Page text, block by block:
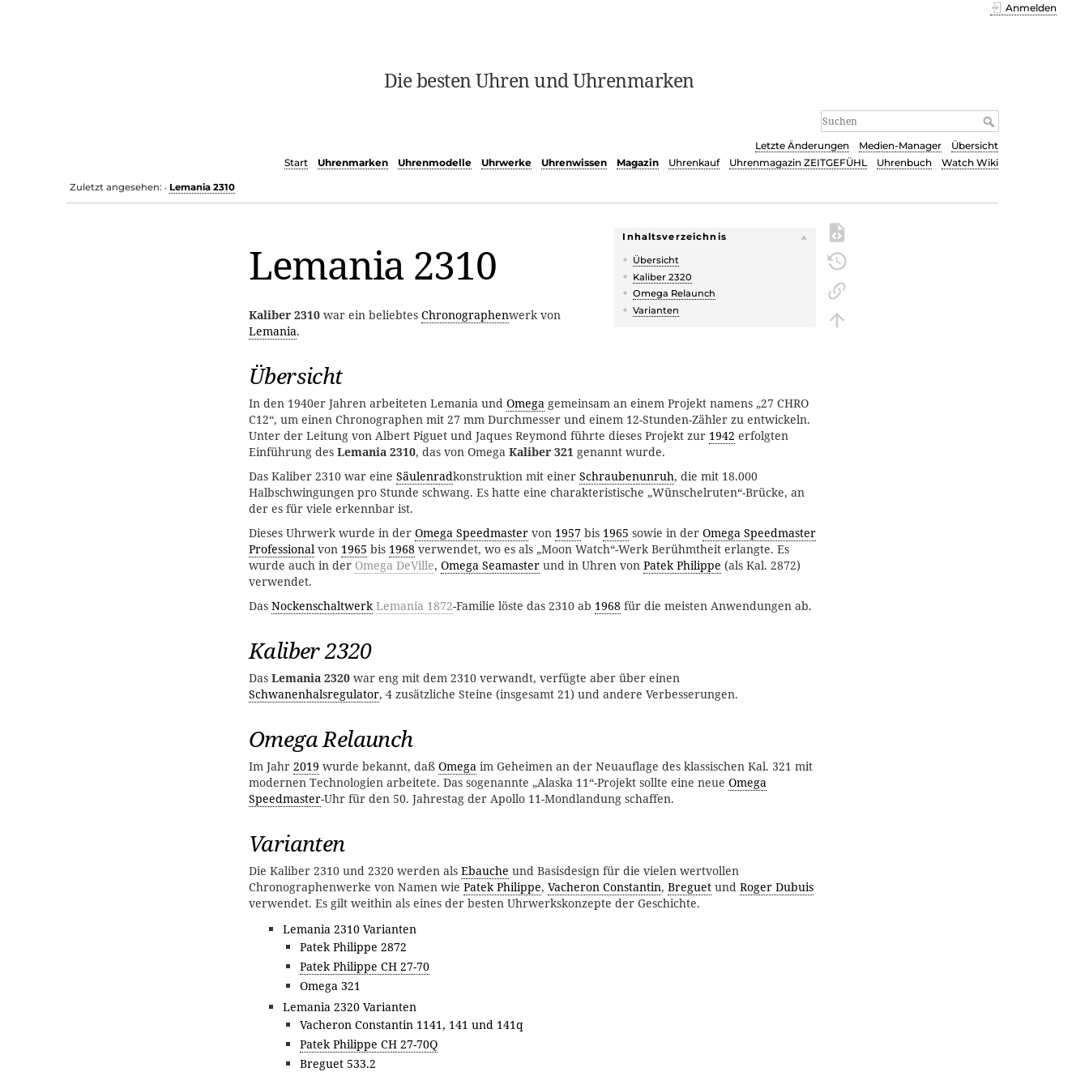
Die besten Uhren und Uhrenmarken
Anmelden
Letzte Änderungen Medien-Manager
Übersicht
Start
Uhrenmarken Uhrenmodelle Uhrwerke Uhrenwissen Magazin Uhrenkauf Uhrenmagazin ZEITGEFÜHL Uhrenbuch Watch Wiki
Zuletzt angesehen: • Lemania 2310
Inhaltsverzeichnis
Übersicht
Kaliber 2320
Omega Relaunch
Varianten
Lemania 2310
Kaliber 2310 war ein beliebtes Chronographenwerk von
Lemania.
Übersicht
In den 1940er Jahren arbeiteten Lemania und Omega gemeinsam an einem Projekt namens „27 CHRO
C12“, um einen Chronographen mit 27 mm Durchmesser und einem 12-Stunden-Zähler zu entwickeln.
Unter der Leitung von Albert Piguet und Jaques Reymond führte dieses Projekt zur 1942 erfolgten
Einführung des Lemania 2310, das von Omega Kaliber 321 genannt wurde.
Das Kaliber 2310 war eine Säulenradkonstruktion mit einer Schraubenunruh, die mit 18.000
Halbschwingungen pro Stunde schwang. Es hatte eine charakteristische „Wünschelruten“-Brücke, an
der es für viele erkennbar ist.
Dieses Uhrwerk wurde in der Omega Speedmaster von 1957 bis 1965 sowie in der Omega Speedmaster
Professional von 1965 bis 1968 verwendet, wo es als „Moon Watch“-Werk Berühmtheit erlangte. Es
wurde auch in der Omega DeVille, Omega Seamaster und in Uhren von Patek Philippe (als Kal. 2872)
verwendet.
Das Nockenschaltwerk Lemania 1872-Familie löste das 2310 ab 1968 für die meisten Anwendungen ab.
Kaliber 2320
Das Lemania 2320 war eng mit dem 2310 verwandt, verfügte aber über einen
Schwanenhalsregulator, 4 zusätzliche Steine (insgesamt 21) und andere Verbesserungen.
Omega Relaunch
Im Jahr 2019 wurde bekannt, daß Omega im Geheimen an der Neuauflage des klassischen Kal. 321 mit
modernen Technologien arbeitete. Das sogenannte „Alaska 11“-Projekt sollte eine neue Omega
Speedmaster-Uhr für den 50. Jahrestag der Apollo 11-Mondlandung schaffen.
Varianten
Die Kaliber 2310 und 2320 werden als Ebauche und Basisdesign für die vielen wertvollen
Chronographenwerke von Namen wie Patek Philippe, Vacheron Constantin, Breguet und Roger Dubuis
verwendet. Es gilt weithin als eines der besten Uhrwerkskonzepte der Geschichte.
Lemania 2310 Varianten
Patek Philippe 2872
Patek Philippe CH 27-70
Omega 321
Lemania 2320 Varianten
Vacheron Constantin 1141, 141 und 141q
Patek Philippe CH 27-70Q
Breguet 533.2